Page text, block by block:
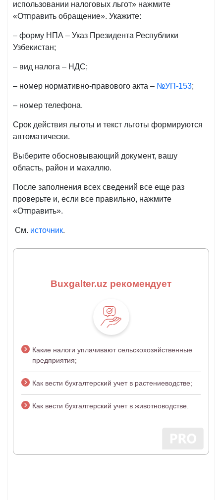
использовании налоговых льгот» нажмите
«Отправить обращение». Укажите:
– форму НПА – Указ Президента Республики
Узбекистан;
– вид налога – НДС;
– номер нормативно-правового акта – №УП-153;
– номер телефона.
Срок действия льготы и текст льготы формируются
автоматически.
Выберите обосновывающий документ, вашу
область, район и махаллю.
После заполнения всех сведений все еще раз
проверьте и, если все правильно, нажмите
«Отправить».
См. источник.
Buxgalter.uz рекомендует
Какие налоги уплачивают сельскохозяйственные
предприятия;
Как вести бухгалтерский учет в растениеводстве;
Как вести бухгалтерский учет в животноводстве.